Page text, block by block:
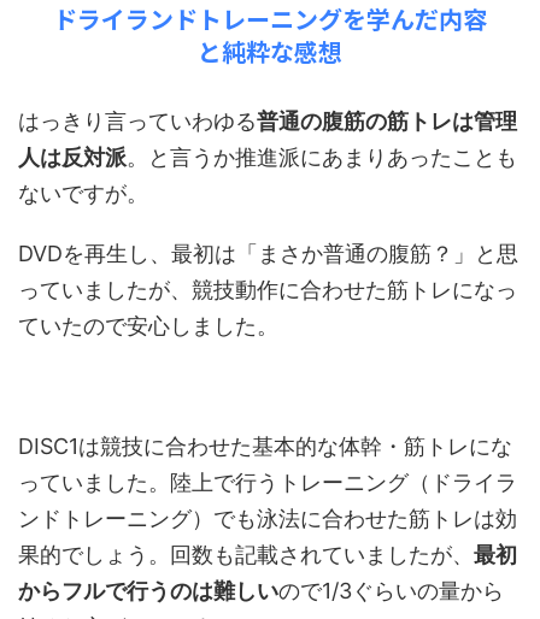
ドライランドトレーニングを学んだ内容
と純粋な感想
はっきり言っていわゆる普通の腹筋の筋トレは管理
人は反対派。と言うか推進派にあまりあったことも
ないですが。
DVDを再生し、最初は「まさか普通の腹筋？」と思
っていましたが、競技動作に合わせた筋トレになっ
ていたので安心しました。
DISC1は競技に合わせた基本的な体幹・筋トレにな
っていました。陸上で行うトレーニング（ドライラ
ンドトレーニング）でも泳法に合わせた筋トレは効
果的でしょう。回数も記載されていましたが、 最初
からフルで行うのは難しいので1/3ぐらいの量から